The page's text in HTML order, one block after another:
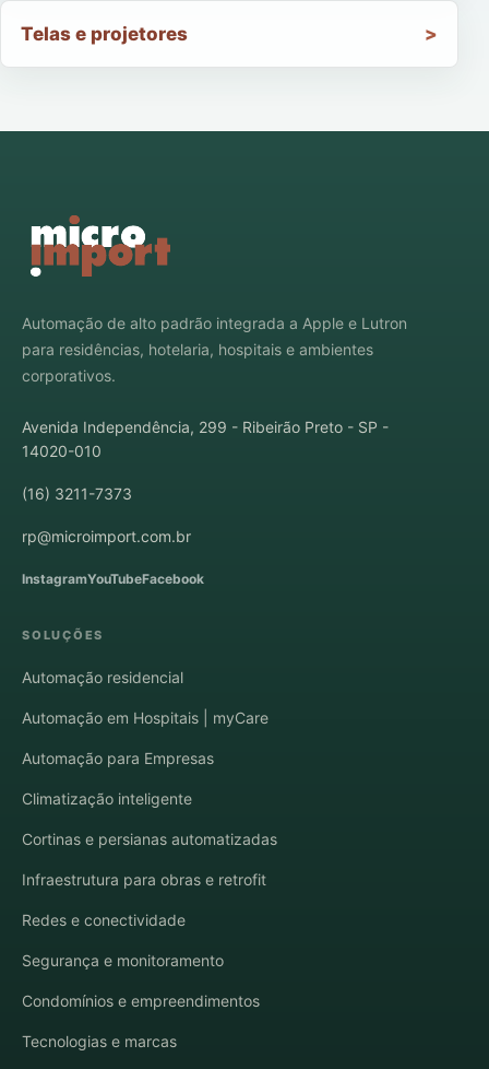
Telas e projetores
Automação de alto padrão integrada a Apple e Lutron
para residências, hotelaria, hospitais e ambientes
corporativos.
Avenida Independência, 299 - Ribeirão Preto - SP -
14020-010
(16) 3211-7373
rp@microimport.com.br
InstagramYouTubeFacebook
SOLUÇÕES
Automação residencial
Automação em Hospitais | myCare
Automação para Empresas
Climatização inteligente
Cortinas e persianas automatizadas
Infraestrutura para obras e retrofit
Redes e conectividade
Segurança e monitoramento
Condomínios e empreendimentos
Tecnologias e marcas